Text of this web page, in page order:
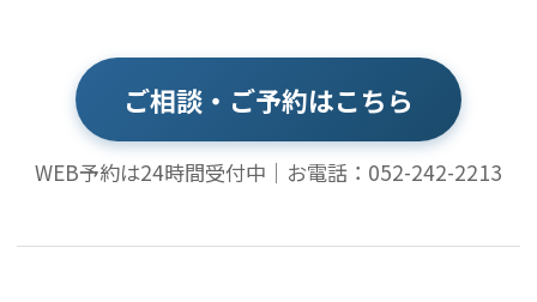
ご相談・ご予約はこちら
WEB予約は24時間受付中｜お電話：052-242-2213